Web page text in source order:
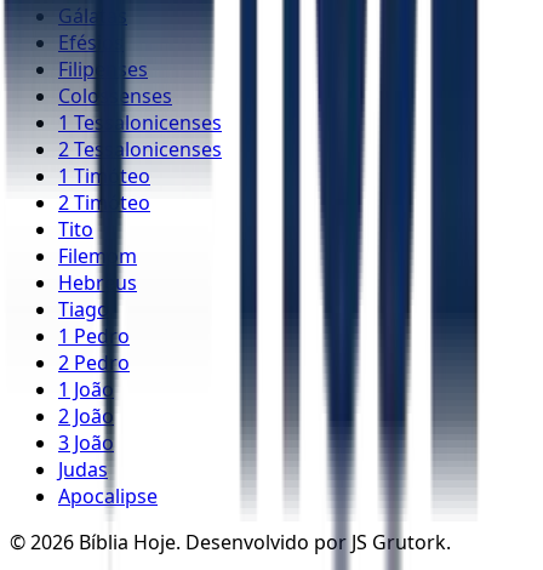
Gálatas
Efésios
Filipenses
Colossenses
1 Tessalonicenses
2 Tessalonicenses
1 Timóteo
2 Timóteo
Tito
Filemom
Hebreus
Tiago
1 Pedro
2 Pedro
1 João
2 João
3 João
Judas
Apocalipse
©2026 Bíblia Hoje. Desenvolvido por JS Grutork.